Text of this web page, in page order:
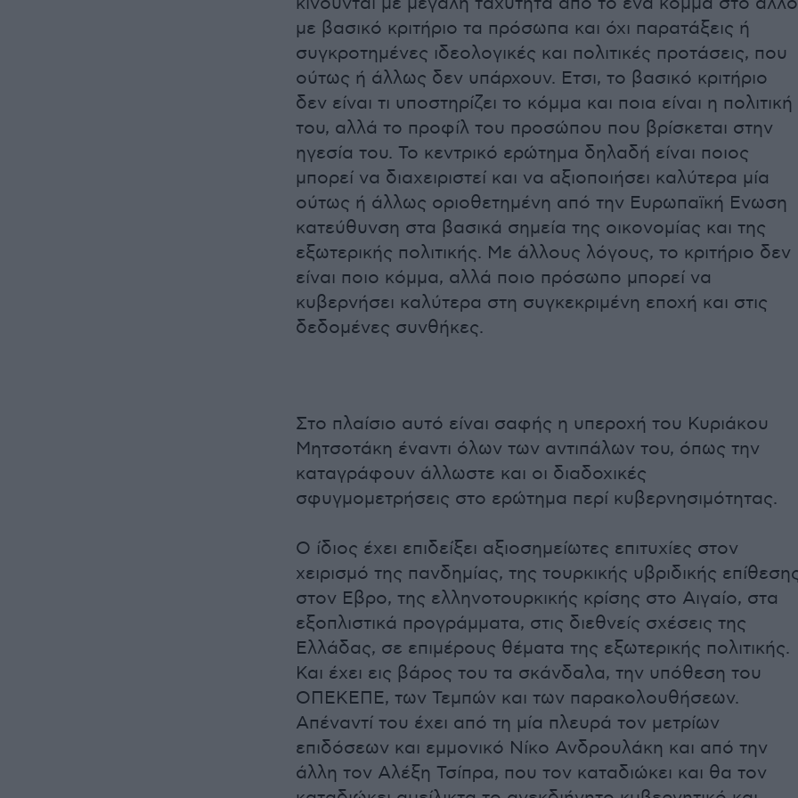
με βασικό κριτήριο τα πρόσωπα και όχι παρατάξεις ή
συγκροτημένες ιδεολογικές και πολιτικές προτάσεις, που
ούτως ή άλλως δεν υπάρχουν. Ετσι, το βασικό κριτήριο
δεν είναι τι υποστηρίζει το κόμμα και ποια είναι η πολιτική
του, αλλά το προφίλ του προσώπου που βρίσκεται στην
ηγεσία του. Το κεντρικό ερώτημα δηλαδή είναι ποιος
μπορεί να διαχειριστεί και να αξιοποιήσει καλύτερα μία
ούτως ή άλλως οριοθετημένη από την Ευρωπαϊκή Ενωση
κατεύθυνση στα βασικά σημεία της οικονομίας και της
εξωτερικής πολιτικής. Με άλλους λόγους, το κριτήριο δεν
είναι ποιο κόμμα, αλλά ποιο πρόσωπο μπορεί να
κυβερνήσει καλύτερα στη συγκεκριμένη εποχή και στις
δεδομένες συνθήκες.
Στο πλαίσιο αυτό είναι σαφής η υπεροχή του Κυριάκου
Μητσοτάκη έναντι όλων των αντιπάλων του, όπως την
καταγράφουν άλλωστε και οι διαδοχικές
σφυγμομετρήσεις στο ερώτημα περί κυβερνησιμότητας.
Ο ίδιος έχει επιδείξει αξιοσημείωτες επιτυχίες στον
χειρισμό της πανδημίας, της τουρκικής υβριδικής
στον Εβρο, της ελληνοτουρκικής κρίσης στο Αιγαίο, στα
εξοπλιστικά προγράμματα, στις διεθνείς σχέσεις της
Ελλάδας, σε επιμέρους θέματα της εξωτερικής πολιτικής.
Και έχει εις βάρος του τα σκάνδαλα, την υπόθεση του
ΟΠΕΚΕΠΕ, των Τεμπών και των παρακολουθήσεων.
Απέναντί του έχει από τη μία πλευρά τον μετρίων
επιδόσεων και εμμονικό Νίκο Ανδρουλάκη και από την
άλλη τον Αλέξη Τσίπρα, που τον καταδιώκει και θα τον